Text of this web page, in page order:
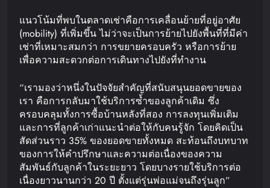
แนวโน้มที่พบในตลาดเช่าคือการเคลื่อนย้ายที่อยู่อาศัย
(mobility) ที่เพิ่มขึ้น ไม่ว่าจะเป็นการย้ายไปยังพื้นที่ที่มีค่า
เช่าที่เหมาะสมกว่า การขยายครอบครัว หรือการย้าย
เพื่อความสะดวกต่อการเดินทางไปยังที่ทำงาน
“เรามองว่าหนึ่งในปัจจัยสำคัญที่สนับสนุนยอดขายของ
เรา คือการกลับมาใช้บริการซ้ำของลูกค้าเดิม ซึ่ง
ครอบคลุมทั้งการซื้อบ้านหลังที่สอง การลงทุนเพิ่มเติม
และการที่ลูกค้าเก่าแนะนำต่อให้กับคนรู้จัก โดยคิดเป็น
สัดส่วนราว 35% ของยอดขายทั้งหมด สะท้อนถึงบทบาท
ของการให้คำปรึกษาและความต่อเนื่องของความ
สัมพันธ์กับลูกค้าในระยะยาว โดยบางรายใช้บริการต่อ
เนื่องยาวนานกว่า 20 ปี ตั้งแต่รุ่นพ่อแม่จนถึงรุ่นลูก”